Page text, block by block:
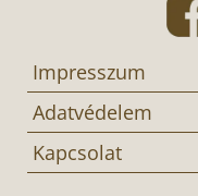
Impresszum
Adatvédelem
Kapcsolat